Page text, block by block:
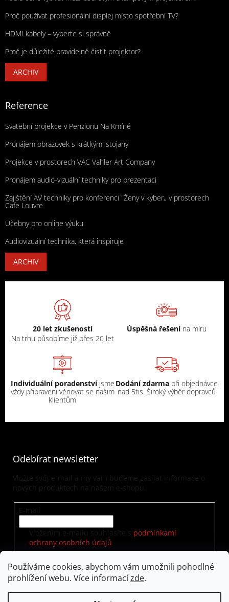
Používáme cookies, abychom vám umožnili pohodlné
prohlížení webu. Více informacízde.
Proč používat profesionální displej místo spotřební TV?
HDMI kabely – vyberte si správně
Proč je důležité pravidelně čistit projektor?
ARCHIV
Reference
Svatební projekce v Penzionu Na Kmíně
Pronájem obrazovek s krátkými stojany
Projekce v prostorech VAC Vahler Art Company
Pronájem audio-vizuální techniky pro prezentaci
Zajištění AV techniky pro konferenci "Ženy v kyber,, v prostorech
Cafe Louvre
Učebny pro online výuku
Audiovizuální technika, která inspiruje
ARCHIV
20 let zkušeností
Na trhu působíme již přes 20 let
Úspěšná řešení na míru
Individuální poradenstvíjsme
vždy připraveni věnovat se našim
klientům
Dodání zdarma při objednávce
nad 5tis. Široký výběr dopravců
Odebírat newsletter
Vložte svůj e-mail a my vám budeme zasílat informace o
nových produktech na našem e-shopu.
E-mail
Vložením e-mailu souhlasíte s podmínkami
ochrany osobních údajů
PŘIHLÁSIT SE